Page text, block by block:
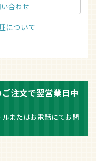
合わせ
について
注文で翌営業日中
またはお電話にてお問